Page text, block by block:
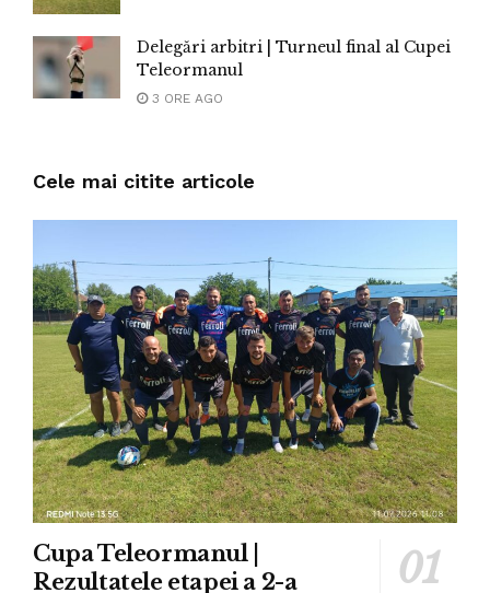
Delegări arbitri | Turneul final al Cupei
Teleormanul
3 ORE AGO
Cele mai citite articole
Cupa Teleormanul |
Rezultatele etapei a 2-a